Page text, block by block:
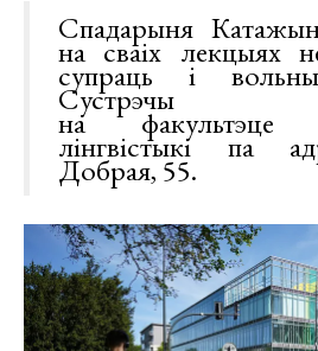
Спадарыня
на сваіх лекцыях
супраць і
Сустрэчы
на факультэце
лінгвістыкі па
Добрая, 55.